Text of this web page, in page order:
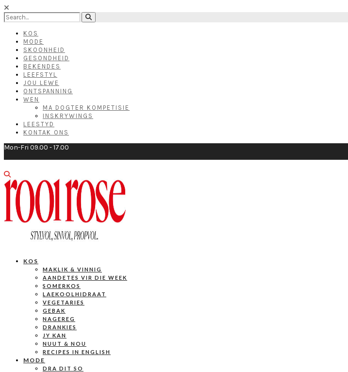
KOS
MODE
SKOONHEID
GESONDHEID
BEKENDES
LEEFSTYL
JOU LEWE
ONTSPANNING
WEN
MA DOGTER KOMPETISIE
INSKRYWINGS
LEESTYD
KONTAK ONS
Mon-Fri 09.00 - 17.00
KOS
MAKLIK & VINNIG
AANDETES VIR DIE WEEK
SOMERKOS
LAEKOOLHIDRAAT
VEGETARIES
GEBAK
NAGEREG
DRANKIES
JY KAN
NUUT & NOU
RECIPES IN ENGLISH
MODE
DRA DIT SO